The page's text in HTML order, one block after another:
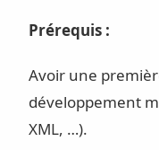
Prérequis :
Avoir une
développement
XML, …).